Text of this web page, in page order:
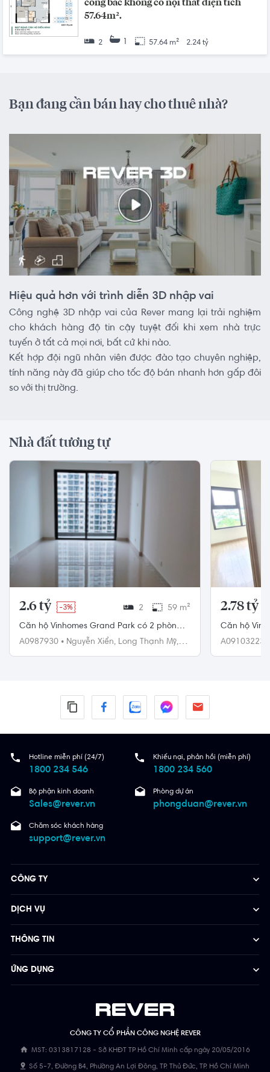
công bắc không có nội thất diện tích
57.64m².
2 1 57.64 m² 2.24 tỷ
Bạn đang cần bán hay cho thuê nhà?
Hiệu quả hơn với trình diễn 3D nhập vai
Công nghệ 3D nhập vai của Rever mang lại trải nghiệm
cho khách hàng độ tin cậy tuyệt đối khi xem nhà trực
tuyến ở tất cả mọi nơi, bất cứ khi nào.
Kết hợp đội ngũ nhân viên được đào tạo chuyên nghiệp,
tính năng này đã giúp cho tốc độ bán nhanh hơn gấp đôi
so với thị trường.
Nhà đất tương tự
2.6 tỷ -3% 2 59 m²
Căn hộ Vinhomes Grand Park có 2 phòng
ngủ, không có nội thất.
A0987930 • Nguyễn Xiển, Long Thạnh Mỹ,
2.78 tỷ
Căn hộ
ngủ, nội
A09103223
Hotline miễn phí (24/7)
1800 234 546
Khiếu nại, phản hồi (miễn phí)
1800 234 560
Bộ phận kinh doanh
Sales@rever.vn
Phòng dự án
phongduan@rever.vn
Chăm sóc khách hàng
support@rever.vn
CÔNG TY CỔ PHẦN CÔNG NGHỆ REVER
MST: 0313817128 - Sở KHĐT TP Hồ Chí Minh cấp ngày 20/05/2016
Số 5-7, Đường B4, Phường An Lợi Đông, TP. Thủ Đức, TP. Hồ Chí Minh
CÔNG TY
DỊCH VỤ
THÔNG TIN
ỨNG DỤNG